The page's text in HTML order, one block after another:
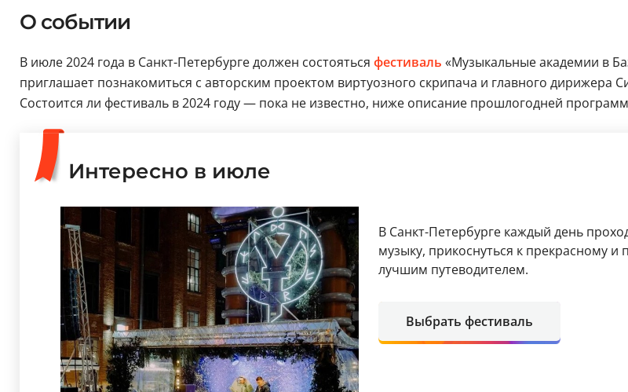
О событии
В июле 2024 года в Санкт-Петербурге должен состояться фестиваль «Музыкальные академии в
приглашает познакомиться с авторским проектом виртуозного скрипача и главного дирижера
Состоится ли фестиваль в 2024 году — пока не известно, ниже описание прошлогодней
Интересно в июле
В Санкт-Петербурге каждый день
музыку, прикоснуться к прекрасному
лучшим путеводителем.
Выбрать фестиваль